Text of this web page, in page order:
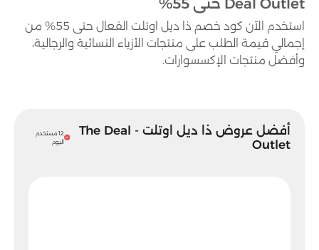
Deal Outlet حتى 55%
استخدم الآن كود خصم ذا ديل اوتلت الفعال حتى 55% من
إجمالي قيمة الطلب على منتجات الأزياء النسائية والرجالية،
وأفضل منتجات الإكسسوارات.
أفضل عروض ذا ديل اوتلت - The Deal
Outlet
12 مستخدم
اليوم